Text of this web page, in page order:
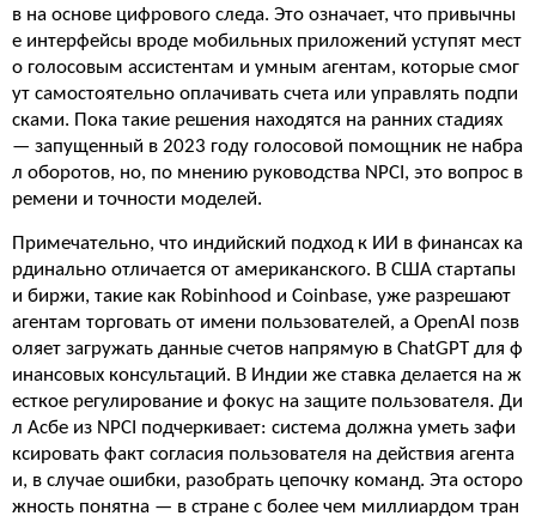
в на основе цифрового следа. Это означает, что привычны
е интерфейсы вроде мобильных приложений уступят мест
о голосовым ассистентам и умным агентам, которые смог
ут самостоятельно оплачивать счета или управлять подпи
сками. Пока такие решения находятся на ранних стадиях
— запущенный в 2023 году голосовой помощник не набра
л оборотов, но, по мнению руководства NPCI, это вопрос в
ремени и точности моделей.
Примечательно, что индийский подход к ИИ в финансах ка
рдинально отличается от американского. В США стартапы
и биржи, такие как Robinhood и Coinbase, уже разрешают
агентам торговать от имени пользователей, а OpenAI позв
оляет загружать данные счетов напрямую в ChatGPT для ф
инансовых консультаций. В Индии же ставка делается на ж
есткое регулирование и фокус на защите пользователя. Ди
л Асбе из NPCI подчеркивает: система должна уметь зафи
ксировать факт согласия пользователя на действия агента
и, в случае ошибки, разобрать цепочку команд. Эта осторо
жность понятна — в стране с более чем миллиардом тран